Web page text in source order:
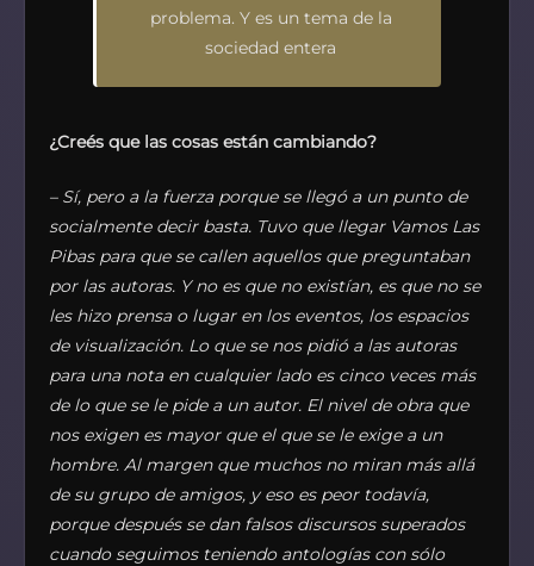
problema. Y es un tema de la
sociedad entera
¿Creés que las cosas están cambiando?
– Sí, pero a la fuerza porque se llegó a un punto de
socialmente decir basta. Tuvo que llegar Vamos Las
Pibas para que se callen aquellos que preguntaban
por las autoras. Y no es que no existían, es que no se
les hizo prensa o lugar en los eventos, los espacios
de visualización. Lo que se nos pidió a las autoras
para una nota en cualquier lado es cinco veces más
de lo que se le pide a un autor. El nivel de obra que
nos exigen es mayor que el que se le exige a un
hombre. Al margen que muchos no miran más allá
de su grupo de amigos, y eso es peor todavía,
porque después se dan falsos discursos superados
cuando seguimos teniendo antologías con sólo